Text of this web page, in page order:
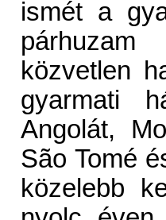
ismét a
közvetlen
gyarmati
Angolát,
São Tomé
közelebb